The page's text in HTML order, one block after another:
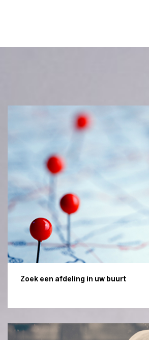
Zoek een afdeling in uw buurt